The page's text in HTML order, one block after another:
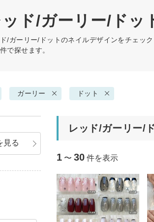
ッド/ガーリー/ドッ
/ガーリー/ドットのネイルデザインをチェッ
で探せます。
ガーリー ドット
レッド/ガーリー/
1 〜 30 件を表示
見る